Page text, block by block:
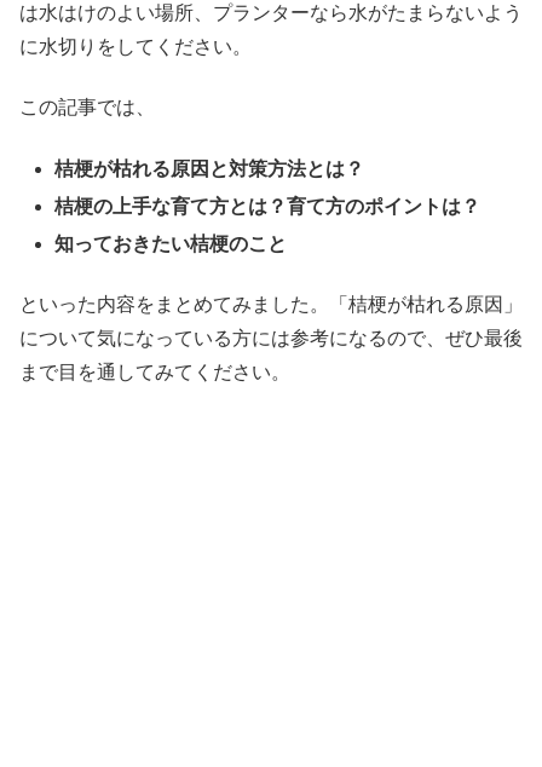
は水はけのよい場所、プランターなら水がたまらないよう
に水切りをしてください。
この記事では、
桔梗が枯れる原因と対策方法とは？
桔梗の上手な育て方とは？育て方のポイントは？
知っておきたい桔梗のこと
といった内容をまとめてみました。「桔梗が枯れる原因」
について気になっている方には参考になるので、ぜひ最後
まで目を通してみてください。